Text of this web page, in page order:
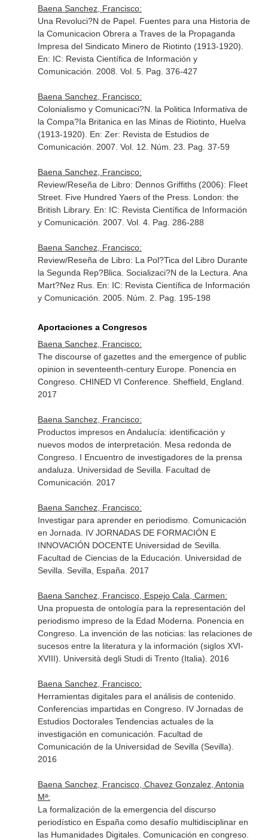
Baena Sanchez, Francisco:
Una Revoluci?N de Papel. Fuentes para una Historia de
la Comunicacion Obrera a Traves de la Propaganda
Impresa del Sindicato Minero de Riotinto (1913-1920).
En: IC: Revista Científica de Información y
Comunicación . 2008. Vol. 5. Pag. 376-427
Baena Sanchez, Francisco:
Colonialismo y Comunicaci?N. la Politica Informativa de
la Compa?Ia Britanica en las Minas de Riotinto, Huelva
(1913-1920). En: Zer: Revista de Estudios de
Comunicación . 2007. Vol. 12. Núm. 23. Pag. 37-59
Baena Sanchez, Francisco:
Review/Reseña de Libro: Dennos Griffiths (2006): Fleet
Street. Five Hundred Yaers of the Press. London: the
British Library. En: IC: Revista Científica de Información
y Comunicación . 2007. Vol. 4. Pag. 286-288
Baena Sanchez, Francisco:
Review/Reseña de Libro: La Pol?Tica del Libro Durante
la Segunda Rep?Blica. Socializaci?N de la Lectura. Ana
Mart?Nez Rus. En: IC: Revista Científica de Información
y Comunicación . 2005. Núm. 2. Pag. 195-198
Aportaciones a Congresos
Baena Sanchez, Francisco:
The discourse of gazettes and the emergence of public
opinion in seventeenth-century Europe. Ponencia en
Congreso. CHINED VI Conference. Sheffield, England.
2017
Baena Sanchez, Francisco:
Productos impresos en Andalucía: identificación y
nuevos modos de interpretación. Mesa redonda de
Congreso. I Encuentro de investigadores de la prensa
andaluza. Universidad de Sevilla. Facultad de
Comunicación. 2017
Baena Sanchez, Francisco:
Investigar para aprender en periodismo. Comunicación
en Jornada. IV JORNADAS DE FORMACIÓN E
INNOVACIÓN DOCENTE Universidad de Sevilla.
Facultad de Ciencias de la Educación. Universidad de
Sevilla. Sevilla, España. 2017
Baena Sanchez, Francisco, Espejo Cala, Carmen:
Una propuesta de ontología para la representación del
periodismo impreso de la Edad Moderna. Ponencia en
Congreso. La invención de las noticias: las relaciones de
sucesos entre la literatura y la información (siglos XVI-
XVIII). Università degli Studi di Trento (Italia). 2016
Baena Sanchez, Francisco:
Herramientas digitales para el análisis de contenido.
Conferencias impartidas en Congreso. IV Jornadas de
Estudios Doctorales Tendencias actuales de la
investigación en comunicación. Facultad de
Comunicación de la Universidad de Sevilla (Sevilla).
2016
Baena Sanchez, Francisco, Chavez Gonzalez, Antonia
Mª:
La formalización de la emergencia del discurso
periodístico en España como desafío multidisciplinar en
las Humanidades Digitales. Comunicación en congreso.